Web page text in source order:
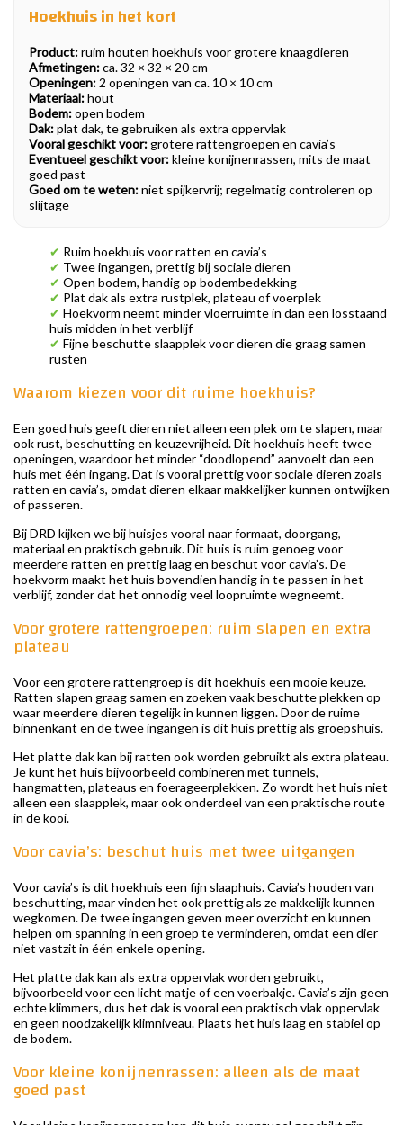
Hoekhuis in het kort
Product:ruim houten hoekhuis voor grotere knaagdieren
Afmetingen:ca. 32 × 32 × 20 cm
Openingen: 2 openingen van ca. 10 × 10 cm
Materiaal:hout
Bodem:open bodem
Dak:plat dak, te gebruiken als extra oppervlak
Vooral geschikt voor:grotere rattengroepen en cavia’s
Eventueel geschikt voor:kleine konijnenrassen, mits de maat
goed past
Goed om te weten:niet spijkervrij; regelmatig controleren op
slijtage
✔ Ruim hoekhuis voor ratten en cavia’s
✔ Twee ingangen, prettig bij sociale dieren
✔ Open bodem, handig op bodembedekking
✔ Plat dak als extra rustplek, plateau of voerplek
✔ Hoekvorm neemt minder vloerruimte in dan een losstaand
huis midden in het verblijf
✔ Fijne beschutte slaapplek voor dieren die graag samen
rusten
Waarom kiezen voor dit ruime hoekhuis?
Een goed huis geeft dieren niet alleen een plek om te slapen, maar
ook rust, beschutting en keuzevrijheid. Dit hoekhuis heeft twee
openingen, waardoor het minder “doodlopend” aanvoelt dan een
huis met één ingang. Dat is vooral prettig voor sociale dieren zoals
ratten en cavia’s, omdat dieren elkaar makkelijker kunnen ontwijken
of passeren.
Bij DRD kijken we bij huisjes vooral naar formaat, doorgang,
materiaal en praktisch gebruik. Dit huis is ruim genoeg voor
meerdere ratten en prettig laag en beschut voor cavia’s. De
hoekvorm maakt het huis bovendien handig in te passen in het
verblijf, zonder dat het onnodig veel loopruimte wegneemt.
Voor grotere rattengroepen: ruim slapen en extra
plateau
Voor een grotere rattengroep is dit hoekhuis een mooie keuze.
Ratten slapen graag samen en zoeken vaak beschutte plekken op
waar meerdere dieren tegelijk in kunnen liggen. Door de ruime
binnenkant en de twee ingangen is dit huis prettig als groepshuis.
Het platte dak kan bij ratten ook worden gebruikt als extra plateau.
Je kunt het huis bijvoorbeeld combineren met tunnels,
hangmatten, plateaus en foerageerplekken. Zo wordt het huis niet
alleen een slaapplek, maar ook onderdeel van een praktische route
in de kooi.
Voor cavia’s: beschut huis met twee uitgangen
Voor cavia’s is dit hoekhuis een fijn slaaphuis. Cavia’s houden van
beschutting, maar vinden het ook prettig als ze makkelijk kunnen
wegkomen. De twee ingangen geven meer overzicht en kunnen
helpen om spanning in een groep te verminderen, omdat een dier
niet vastzit in één enkele opening.
Het platte dak kan als extra oppervlak worden gebruikt,
bijvoorbeeld voor een licht matje of een voerbakje. Cavia’s zijn geen
echte klimmers, dus het dak is vooral een praktisch vlak oppervlak
en geen noodzakelijk klimniveau. Plaats het huis laag en stabiel op
de bodem.
Voor kleine konijnenrassen: alleen als de maat
goed past